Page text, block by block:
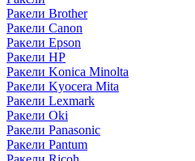
Ракели Brother
Ракели Canon
Ракели Epson
Ракели HP
Ракели Konica Minolta
Ракели Kyocera Mita
Ракели Lexmark
Ракели Oki
Ракели Panasonic
Ракели Pantum